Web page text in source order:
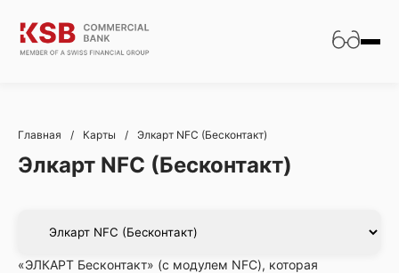
Главная / Карты / Элкарт NFC (Бесконтакт)
Элкарт NFC (Бесконтакт)
«ЭЛКАРТ Бесконтакт» (с модулем NFC), которая